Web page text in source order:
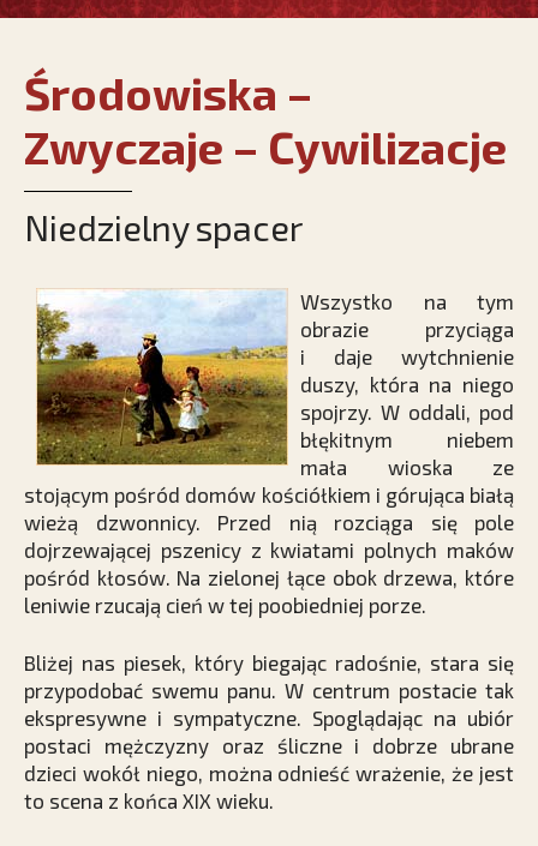
Środowiska –
Zwyczaje – Cywilizacje
Niedzielny spacer
Wszystko na tym
obrazie przyciąga
i daje wytchnienie
duszy, która na niego
spojrzy. W oddali, pod
błękitnym niebem
mała wioska ze
stojącym pośród domów kościółkiem i górująca białą
wieżą dzwonnicy. Przed nią rozciąga się pole
dojrzewającej pszenicy z kwiatami polnych maków
pośród kłosów. Na zielonej łące obok drzewa, które
leniwie rzucają cień w tej poobiedniej porze.
Bliżej nas piesek, który biegając radośnie, stara się
przypodobać swemu panu. W centrum postacie tak
ekspresywne i sympatyczne. Spoglądając na ubiór
postaci mężczyzny oraz śliczne i dobrze ubrane
dzieci wokół niego, można odnieść wrażenie, że jest
to scena z końca XIX wieku.